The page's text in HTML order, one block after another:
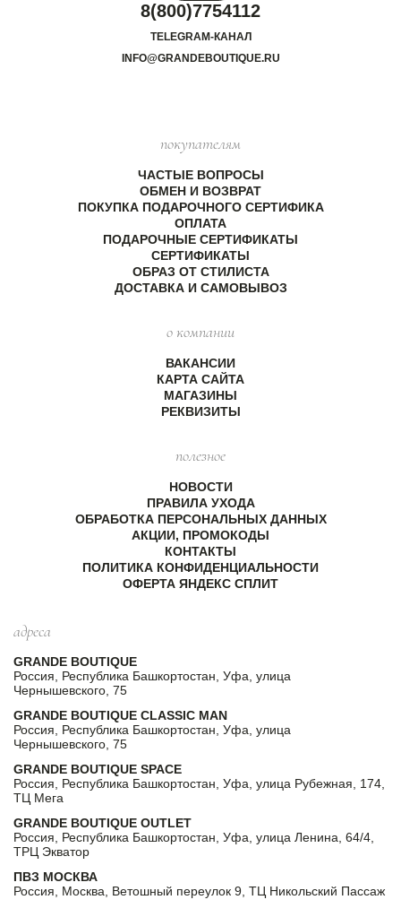
8(800)7754112
TELEGRAM-КАНАЛ
INFO@GRANDEBOUTIQUE.RU
покупателям
ЧАСТЫЕ ВОПРОСЫ
ОБМЕН И ВОЗВРАТ
ПОКУПКА ПОДАРОЧНОГО СЕРТИФИКА
ОПЛАТА
ПОДАРОЧНЫЕ СЕРТИФИКАТЫ
СЕРТИФИКАТЫ
ОБРАЗ ОТ СТИЛИСТА
ДОСТАВКА И САМОВЫВОЗ
о компании
ВАКАНСИИ
КАРТА САЙТА
МАГАЗИНЫ
РЕКВИЗИТЫ
полезное
НОВОСТИ
ПРАВИЛА УХОДА
ОБРАБОТКА ПЕРСОНАЛЬНЫХ ДАННЫХ
АКЦИИ, ПРОМОКОДЫ
КОНТАКТЫ
ПОЛИТИКА КОНФИДЕНЦИАЛЬНОСТИ
ОФЕРТА ЯНДЕКС СПЛИТ
адреса
GRANDE BOUTIQUE
Россия, Республика Башкортостан, Уфа, улица
Чернышевского, 75
GRANDE BOUTIQUE CLASSIC MAN
Россия, Республика Башкортостан, Уфа, улица
Чернышевского, 75
GRANDE BOUTIQUE SPACE
Россия, Республика Башкортостан, Уфа, улица Рубежная, 174,
ТЦ Мега
GRANDE BOUTIQUE OUTLET
Россия, Республика Башкортостан, Уфа, улица Ленина, 64/4,
ТРЦ Экватор
ПВЗ МОСКВА
Россия, Москва, Ветошный переулок 9, ТЦ Никольский Пассаж